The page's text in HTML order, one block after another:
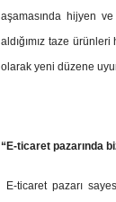
aşamasında hijyen
aldığımız taze
olarak yeni düzene
“E-ticaret pazarında
E-ticaret pazarı